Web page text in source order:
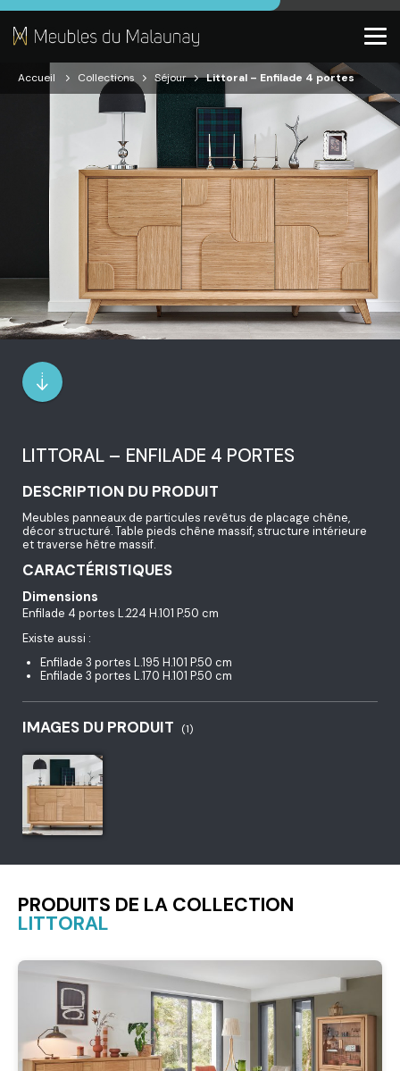
Accueil Collections Séjour Littoral – Enfilade 4 portes
LITTORAL – ENFILADE 4 PORTES
DESCRIPTION DU PRODUIT
Meubles panneaux de particules revêtus de placage chêne,
décor structuré. Table pieds chêne massif, structure intérieure
et traverse hêtre massif.
CARACTÉRISTIQUES
Dimensions
Enfilade 4 portes L.224 H.101 P.50 cm
Existe aussi :
Enfilade 3 portes L.195 H.101 P.50 cm
Enfilade 3 portes L.170 H.101 P.50 cm
IMAGES DU PRODUIT (1)
PRODUITS DE LA COLLECTION
LITTORAL